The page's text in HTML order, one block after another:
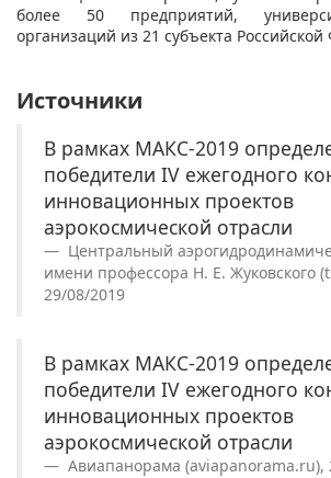
более 50 предприятий,
организаций из 21 субъекта
Источники
В рамках МАКС-2019
победители IV ежегодного
инновационных проектов
аэрокосмической отрасли
Центральный
имени профессора Н. Е. Жуковского
29/08/2019
В рамках МАКС-2019
победители IV ежегодного
инновационных проектов
аэрокосмической отрасли
Авиапанорама (aviapanorama.ru),